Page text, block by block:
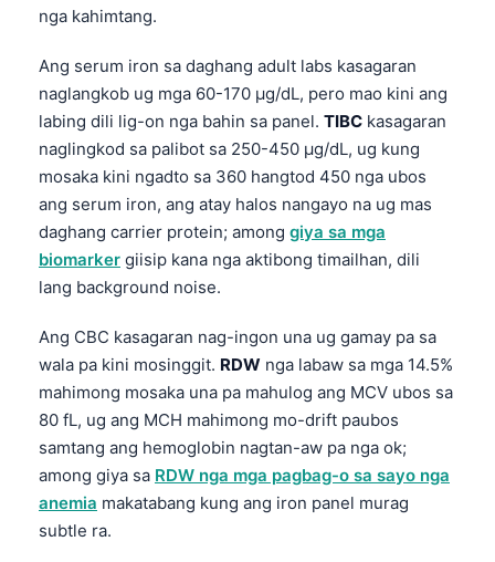
nga kahimtang.
Ang serum iron sa daghang adult labs kasagaran
naglangkob ug mga 60-170 µg/dL, pero mao kini ang
labing dili lig-on nga bahin sa panel. TIBC kasagaran
naglingkod sa palibot sa 250-450 µg/dL, ug kung
mosaka kini ngadto sa 360 hangtod 450 nga ubos
ang serum iron, ang atay halos nangayo na ug mas
daghang carrier protein; among giya sa mga
biomarker giisip kana nga aktibong timailhan, dili
lang background noise.
Ang CBC kasagaran nag-ingon una ug gamay pa sa
wala pa kini mosinggit. RDW nga labaw sa mga 14.5%
mahimong mosaka una pa mahulog ang MCV ubos sa
80 fL, ug ang MCH mahimong mo-drift paubos
samtang ang hemoglobin nagtan-aw pa nga ok;
among giya sa RDW nga mga pagbag-o sa sayo nga
anemia makatabang kung ang iron panel murag
subtle ra.